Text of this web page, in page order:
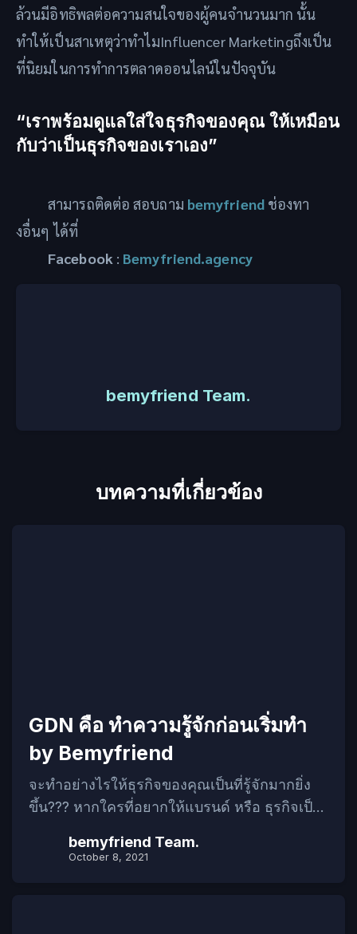
ล้วนมีอิทธิพลต่อความสนใจของผู้คนจำนวนมาก นั้น
ทำให้เป็นสาเหตุว่าทำไมInfluencer Marketingถึงเป็น
ที่นิยมในการทำการตลาดออนไลน์ในปัจจุบัน
“เราพร้อมดูแลใส่ใจธุรกิจของคุณ ให้เหมือน
กับว่าเป็นธุรกิจของเราเอง”
สามารถติดต่อ สอบถาม bemyfriend ช่องทา
งอื่นๆ ได้ที่
Facebook : Bemyfriend.agency
bemyfriend Team.
บทความที่เกี่ยวข้อง
GDN คือ ทำความรู้จักก่อนเริ่มทำ
by Bemyfriend
จะทำอย่างไรให้ธุรกิจของคุณเป็นที่รู้จักมากยิ่ง
ขึ้น??? หากใครที่อยากให้แบรนด์ หรือ ธุรกิจเป็น
อีกหนึ่งรูปแบบการทำการตลาดออนไลน์ ที่จะ
bemyfriend Team.
October 8, 2021